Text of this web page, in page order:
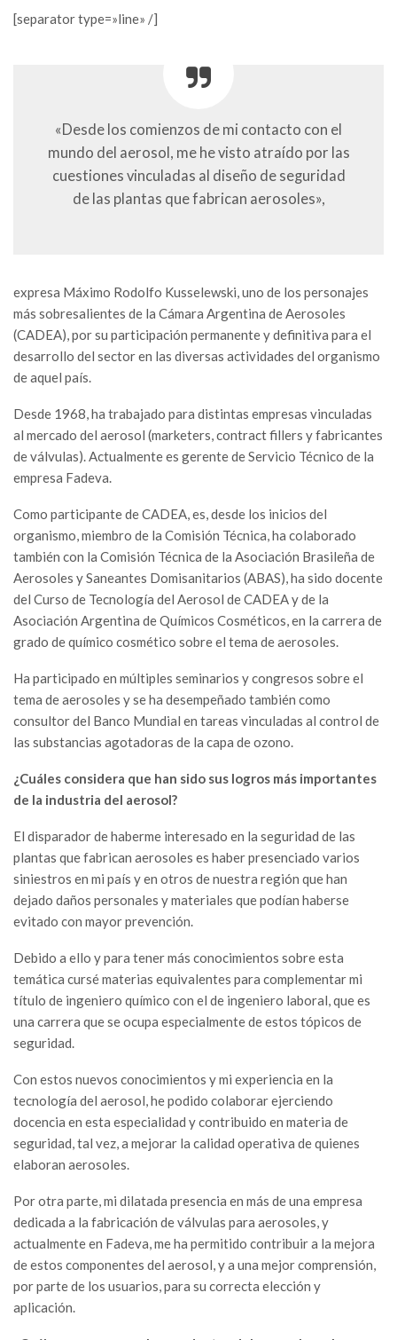
[separator type=»line» /]
«Desde los comienzos de mi contacto con el
mundo del aerosol, me he visto atraído por las
cuestiones vinculadas al diseño de seguridad
de las plantas que fabrican aerosoles»,
expresa Máximo Rodolfo Kusselewski, uno de los personajes
más sobresalientes de la Cámara Argentina de Aerosoles
(CADEA), por su participación permanente y definitiva para el
desarrollo del sector en las diversas actividades del organismo
de aquel país.
Desde 1968, ha trabajado para distintas empresas vinculadas
al mercado del aerosol (marketers, contract fillers y fabricantes
de válvulas). Actualmente es gerente de Servicio Técnico de la
empresa Fadeva.
Como participante de CADEA, es, desde los inicios del
organismo, miembro de la Comisión Técnica, ha colaborado
también con la Comisión Técnica de la Asociación Brasileña de
Aerosoles y Saneantes Domisanitarios (ABAS), ha sido docente
del Curso de Tecnología del Aerosol de CADEA y de la
Asociación Argentina de Químicos Cosméticos, en la carrera de
grado de químico cosmético sobre el tema de aerosoles.
Ha participado en múltiples seminarios y congresos sobre el
tema de aerosoles y se ha desempeñado también como
consultor del Banco Mundial en tareas vinculadas al control de
las substancias agotadoras de la capa de ozono.
¿Cuáles considera que han sido sus logros más importantes
de la industria del aerosol?
El disparador de haberme interesado en la seguridad de las
plantas que fabrican aerosoles es haber presenciado varios
siniestros en mi país y en otros de nuestra región que han
dejado daños personales y materiales que podían haberse
evitado con mayor prevención.
Debido a ello y para tener más conocimientos sobre esta
temática cursé materias equivalentes para complementar mi
título de ingeniero químico con el de ingeniero laboral, que es
una carrera que se ocupa especialmente de estos tópicos de
seguridad.
Con estos nuevos conocimientos y mi experiencia en la
tecnología del aerosol, he podido colaborar ejerciendo
docencia en esta especialidad y contribuido en materia de
seguridad, tal vez, a mejorar la calidad operativa de quienes
elaboran aerosoles.
Por otra parte, mi dilatada presencia en más de una empresa
dedicada a la fabricación de válvulas para aerosoles, y
actualmente en Fadeva, me ha permitido contribuir a la mejora
de estos componentes del aerosol, y a una mejor comprensión,
por parte de los usuarios, para su correcta elección y
aplicación.